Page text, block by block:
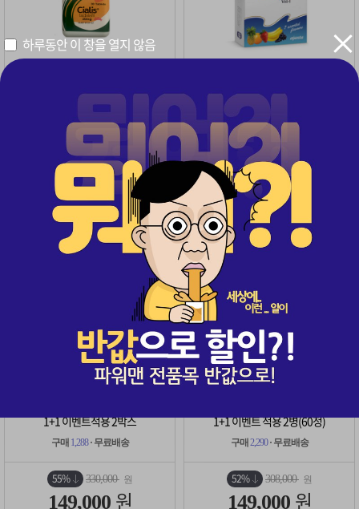
하루동안 이 창을 열지 않음
1+1 이벤트 적용 2병(60정)
4,881
56% 358,000
159,000원
1+1 이벤트 적용 2박스(14포)
구매 2,150
50% 198,000
99,000원
센트립 20mg 1+1 2박스(20매)
1+1 이벤트적용 2박스
구매 1,288· 무료배송
55% 330,000 원
149,000 원
1+1
레비트라 1+1 2병(60정)
1+1 이벤트 적용 2병(60정)
구매 2,290· 무료배송
52% 308,000 원
149,000 원
1+1